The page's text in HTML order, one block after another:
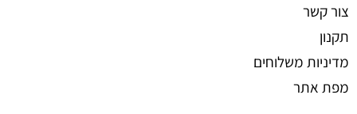
צור קשר
תקנון
מדיניות משלוחים
מפת אתר